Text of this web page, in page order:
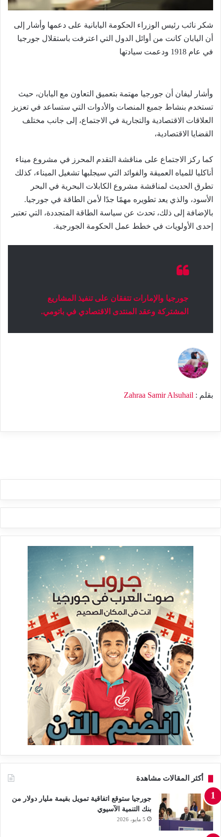
شكر نائب رئيس الوزراء الحكومة اليابانية على دعمها وأشار إلى
أن اليابان كانت من أوائل الدول التي اعترفت باستقلال جورجيا
في عام 1918 ودعمت سيادتها
وأشار ليفان أن جورجيا مهتمة بتعميق التعاون مع اليابان، حيث
تستخدم بنشاط جميع المنصات والأدوات التي ستساعد في تعزيز
العلاقات الاقتصادية والتجارية في الاجتماع، إلى جانب مختلف
القضايا الاقتصادية،
كما ركز الاجتماع على مناقشة التقدم المحرز في مشروع ميناء
أناكليا للمياه العميقة والفوائد التي سيجلبها تشغيل الميناء، كذلك
تطرق الحديث لمناقشة مشروع الكابلات البحرية في البحر
الأسود، والذي يعد تطويره مهمًا جدًا لأمن الطاقة في جورجيا.
بالإضافة إلى ذلك، تحدث عن سياسة الطاقة المتجددة، التي تعتبر
إحدى الأولويات في خطط عمل الحكومة الجورجية.
جورجيا والإمارات تتفقان على تنفيذ المشاريع
المشتركة وعقد المنتدى الاقتصادي في باتومي.
بقلم :
أكثر المقالات مشاهدة
جورجيا ستوقع اتفاقية تمويل بقيمة مليار دولار من
بنك التنمية الآسيوي
5 مايو، 2026